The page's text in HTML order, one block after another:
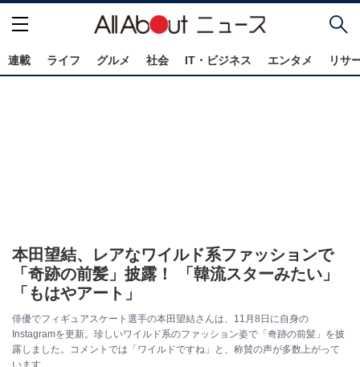
連載 ライフ グルメ 社会 IT・ビジネス エンタメ リサ
本田望結、レアなワイルド系ファッションで
「奇跡の前髪」披露！ 「韓流スターみたい」
「もはやアート」
俳優でフィギュアスケート選手の本田望結さんは、11月8日に自身の
Instagramを更新。珍しいワイルド系のファッション姿で「奇跡の前髪」を披
露しました。コメントでは「ワイルドですね」と、称賛の声が多数上がって